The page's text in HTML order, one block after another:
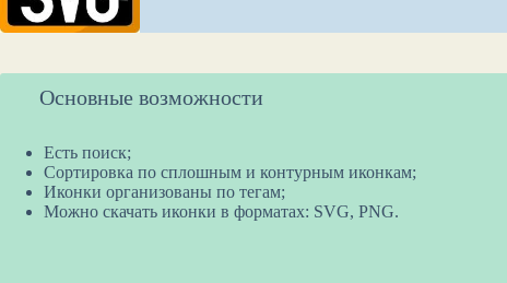
Основные возможности
Есть поиск;
Сортировка по сплошным и контурным иконкам;
Иконки организованы по тегам;
Можно скачать иконки в форматах: SVG, PNG.